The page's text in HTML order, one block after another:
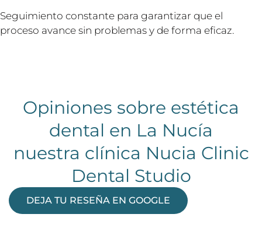
Seguimiento constante para garantizar que el
proceso avance sin problemas y de forma eficaz.
Opiniones sobre estética
dental en La Nucía
nuestra clínica Nucia Clinic
Dental Studio
DEJA TU RESEÑA EN GOOGLE